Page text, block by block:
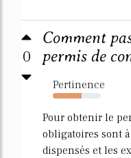
0
Comment
permis de
Pertinence
60%
Pour obtenir le
obligatoires sont
dispensés et les